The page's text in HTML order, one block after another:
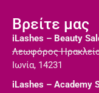
Βρείτε μας
iLashes – Beauty
Λεωφόρος
Ιωνία, 14231
iLashes – Academy